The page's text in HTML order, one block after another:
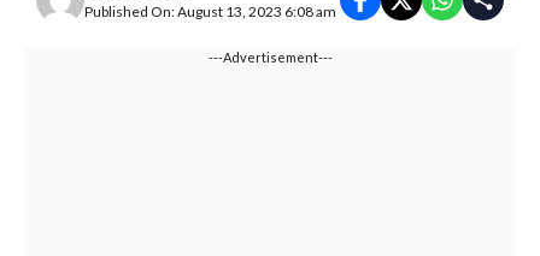
Published On: August 13, 2023 6:08 am
---Advertisement---